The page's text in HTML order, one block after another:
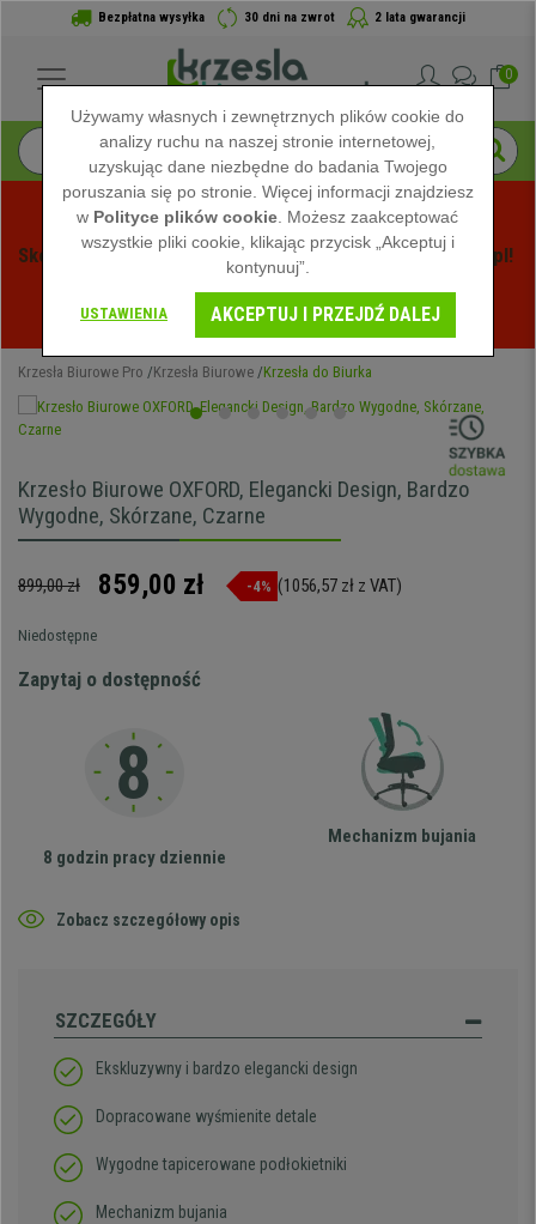
Bezpłatna wysyłka 30 dni na zwrot 2 lata gwarancji
0
Skorzystaj z Letnich Wyprzedaży na Krzeslabiurowepro.pl!
Zobacz oferty -
Krzesła Biurowe Pro Krzesła Biurowe Krzesła do Biurka
Krzesło Biurowe OXFORD, Elegancki Design, Bardzo
Wygodne, Skórzane, Czarne
899,00 zł 859,00 zł -4% (1056,57 zł z VAT)
Niedostępne
Zapytaj o dostępność
8 godzin pracy dziennie
Mechanizm bujania
Zobacz szczegółowy opis
SZCZEGÓŁY
Ekskluzywny i bardzo elegancki design
Dopracowane wyśmienite detale
Wygodne tapicerowane podłokietniki
Mechanizm bujania
Używamy własnych i zewnętrznych plików cookie do
analizy ruchu na naszej stronie internetowej,
uzyskując dane niezbędne do badania Twojego
poruszania się po stronie. Więcej informacji znajdziesz
w Polityce plików cookie . Możesz zaakceptować
wszystkie pliki cookie, klikając przycisk „Akceptuj i
kontynuuj”.
USTAWIENIA AKCEPTUJ I PRZEJDŹ DALEJ